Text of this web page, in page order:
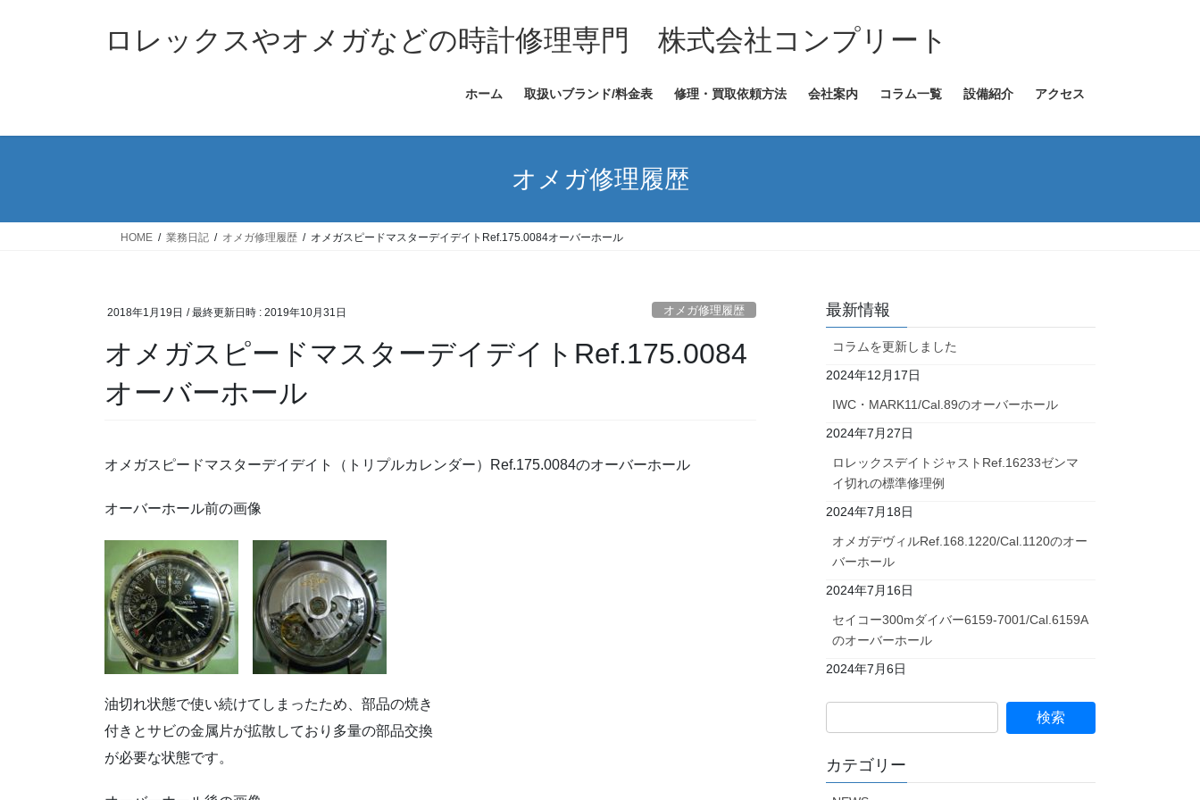
ス
ン
ロレックスやオメガなどの時計修理専門 株式会社コンプリート
ホーム 取扱いブランド/料金表 修理・買取依頼方法 会社案内 コラム一覧 設備紹介 アクセス
オメガ修理履歴
HOME 業務日記 オメガ修理履歴 オメガスピードマスターデイデイトRef.175.0084オーバーホール
2018年1月19日 / 最終更新日時 : 2019年10月31日 オメガ修理履歴
オメガスピードマスターデイデイトRef.175.0084
オーバーホール
オメガスピードマスターデイデイト（トリプルカレンダー）Ref.175.0084のオーバーホール
オーバーホール前の画像
油切れ状態で使い続けてしまったため、部品の焼き
付きとサビの金属片が拡散しており多量の部品交換
が必要な状態です。
最新情報
コラムを更新しました
2024年12月17日
IWC・MARK11/Cal.89のオーバーホール
2024年7月27日
ロレックスデイトジャストRef.16233ゼンマ
イ切れの標準修理例
2024年7月18日
オメガデヴィルRef.168.1220/Cal.1120のオー
バーホール
2024年7月16日
セイコー300mダイバー6159-7001/Cal.6159A
のオーバーホール
2024年7月6日
カテゴリー